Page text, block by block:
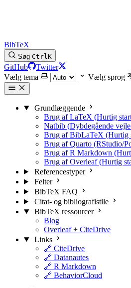
BibTeX
Søg CtrlK
GitHub
Twitter
Vælg tema
Vælg sprog
Grundlæggende
Brug af LaTeX (Hurtig
Natbib (Dybdegående
Brug af BibLaTeX (Hurtig
Brug af Quarto (RStudio/
Brug af R Markdown
Brug af Overleaf (Hurtig
Referencestyper
Felter
BibTeX FAQ
Citat- og bibliografistile
BibTeX ressourcer
Blog
Overleaf + CiteDrive
Links
🔗 CiteDrive
🔗 Datanautes
🔗 R Markdown
🔗 BehaviorCloud